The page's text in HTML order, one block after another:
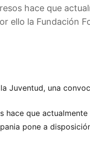
hace que
ello la Fundación
Juventud, una
que
pone a